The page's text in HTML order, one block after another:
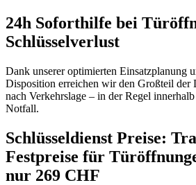
24h Soforthilfe bei
Schlüsselverlust
Dank unserer optimierten Einsatzplanung
Disposition erreichen wir den Großteil der
nach Verkehrslage – in der Regel
Notfall.
Schlüsseldienst Preise:
Festpreise für
nur 269 CHF